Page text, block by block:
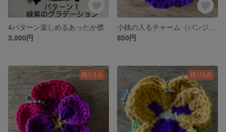
4パターン楽しめるあったか襟
3,000円
850円
残り1点 残り1点